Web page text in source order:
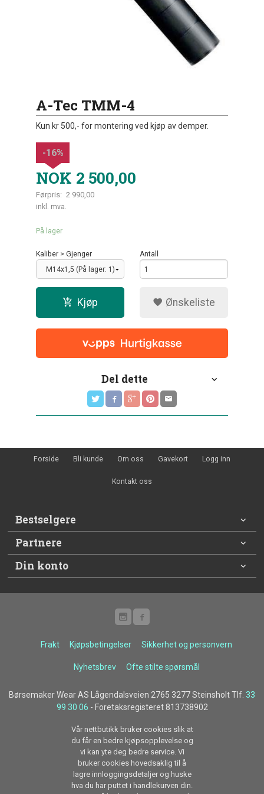
A-Tec TMM-4
Kun kr 500,- for montering ved kjøp av demper.
NOK 2 500,00
Førpris: 2 990,00
Rabatt
-16%
inkl. mva.
På lager
Kaliber > Gjenger Antall
Kjøp Ønskeliste
Del dette
Forside Bli kunde Om oss Gavekort Logg inn
Kontakt oss
Bestselgere
Partnere
Din konto
Frakt Kjøpsbetingelser Sikkerhet og personvern
Nyhetsbrev Ofte stilte spørsmål
Børsemaker Wear AS Lågendalsveien 2765 3277 Steinsholt Tlf. 33
99 30 06 - Foretaksregisteret 813738902
Vår nettbutikk bruker cookies slik at
du får en bedre kjøpsopplevelse og
vi kan yte deg bedre service. Vi
bruker cookies hovedsaklig til å
lagre innloggingsdetaljer og huske
hva du har puttet i handlekurven din.